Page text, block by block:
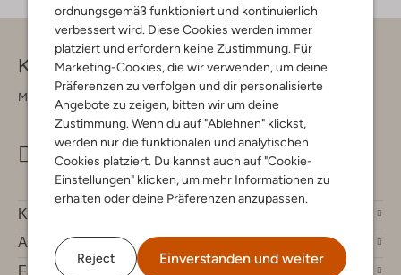
ordnungsgemäß funktioniert und kontinuierlich
verbessert wird. Diese Cookies werden immer
platziert und erfordern keine Zustimmung. Für
Marketing-Cookies, die wir verwenden, um deine
Präferenzen zu verfolgen und dir personalisierte
Angebote zu zeigen, bitten wir um deine
Zustimmung. Wenn du auf "Ablehnen" klickst,
werden nur die funktionalen und analytischen
Cookies platziert. Du kannst auch auf "Cookie-
Einstellungen" klicken, um mehr Informationen zu
erhalten oder deine Präferenzen anzupassen.
Reject Einverstanden und weiter
Kontakt
Montag - Freitag 09:00 - 17:00 uur
Kundenservice
Account
Fashion News